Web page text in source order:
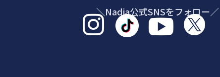
＼Nadia公式SNSをフォロー／
  